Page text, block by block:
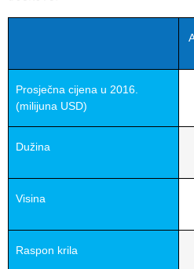
Prosječna cijena u 2016.
(milijuna USD)
Dužina
Visina
Raspon krila